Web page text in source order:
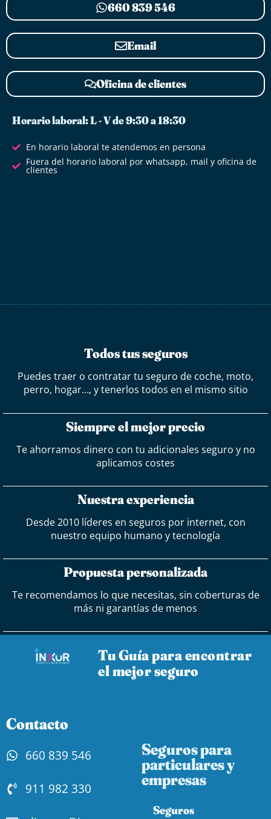
660 839 546
Email
Oficina de clientes
Horario laboral: L - V de 9:30 a 18:30
En horario laboral te atendemos en persona
Fuera del horario laboral por whatsapp, mail y oficina de
clientes
Todos tus seguros
Puedes traer o contratar tu seguro de coche, moto,
perro, hogar…, y tenerlos todos en el mismo sitio
Siempre el mejor precio
Te ahorramos dinero con tu adicionales seguro y no
aplicamos costes
Nuestra experiencia
Desde 2010 líderes en seguros por internet, con
nuestro equipo humano y tecnología
Propuesta personalizada
Te recomendamos lo que necesitas, sin coberturas de
más ni garantías de menos
Tu Guía para encontrar
el mejor seguro
Contacto
660 839 546
911 982 330
Seguros para
particulares y
empresas
Seguros